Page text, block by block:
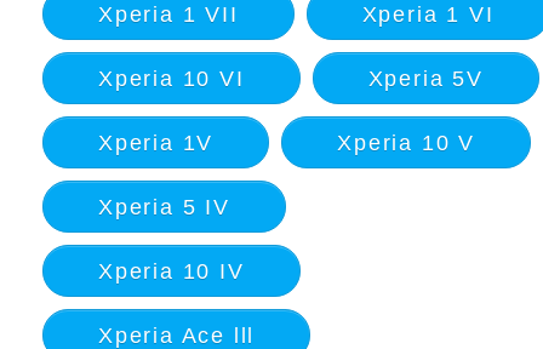
Xperia 1 VII Xperia 1 VI
Xperia 10 VI Xperia 5V
Xperia 1V Xperia 10 V
Xperia 5 IV
Xperia 10 IV
Xperia Ace lll